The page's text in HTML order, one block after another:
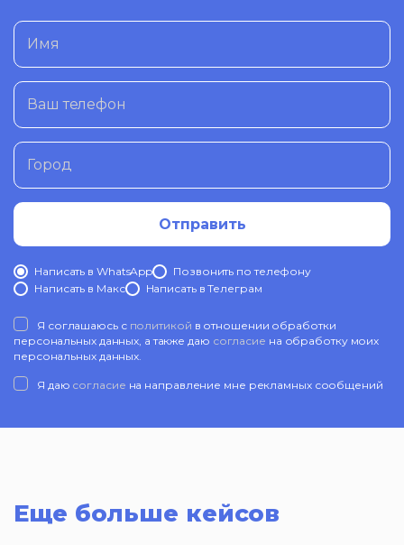
Имя
Ваш телефон
Город
Отправить
Написать в WhatsApp
Позвонить по телефону
Написать в Mакс
Написать в Телеграм
Я соглашаюсь с политикой в отношении обработки
персональных данных, а также даю согласие на обработку моих
персональных данных.
Я даю согласие на направление мне рекламных сообщений
Еще больше кейсов